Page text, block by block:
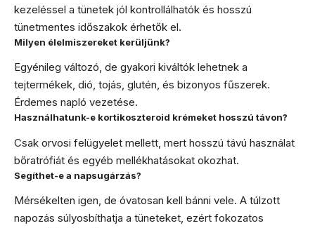
kezeléssel a tünetek jól kontrollálhatók és hosszú
tünetmentes időszakok érhetők el.
Milyen élelmiszereket kerüljünk?
Egyénileg változó, de gyakori kiváltók lehetnek a
tejtermékek, dió, tojás, glutén, és bizonyos fűszerek.
Érdemes napló vezetése.
Használhatunk-e kortikoszteroid krémeket hosszú távon?
Csak orvosi felügyelet mellett, mert hosszú távú használat
bőratrófiát és egyéb mellékhatásokat okozhat.
Segíthet-e a napsugárzás?
Mérsékelten igen, de óvatosan kell bánni vele. A túlzott
napozás súlyosbíthatja a tüneteket, ezért fokozatos